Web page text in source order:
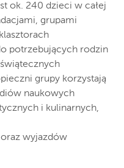
ok. 240 dzieci w całej
grupami
potrzebujących rodzin
grupy korzystają
naukowych
i kulinarnych,
wyjazdów